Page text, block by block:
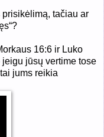
tačiau ar
16:6 ir Luko
jeigu jūsų vertime tose
jums reikia